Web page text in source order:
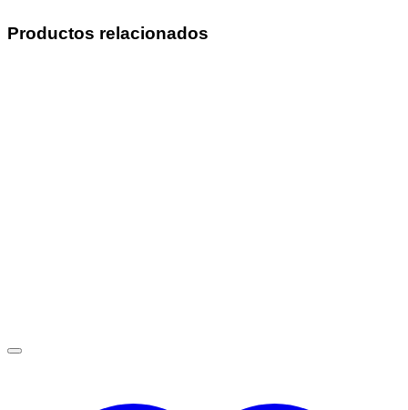
Productos relacionados